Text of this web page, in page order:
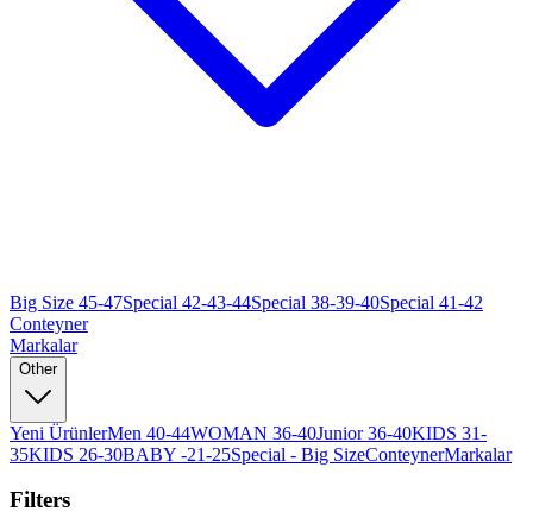
Big Size 45-47Special 42-43-44Special 38-39-40Special 41-42
Conteyner
Markalar
Other
Yeni ÜrünlerMen 40-44WOMAN 36-40Junior 36-40KIDS 31-
35KIDS 26-30BABY -21-25Special - Big SizeConteynerMarkalar
Filters